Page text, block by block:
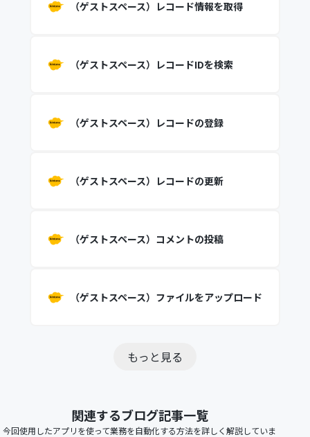
（ゲストスペース）レコード情報を取得
（ゲストスペース）レコードIDを検索
（ゲストスペース）レコードの登録
（ゲストスペース）レコードの更新
（ゲストスペース）コメントの投稿
（ゲストスペース）ファイルをアップロード
もっと見る
関連するブログ記事一覧
今回使用したアプリを使って業務を自動化する方法を詳しく解説していま